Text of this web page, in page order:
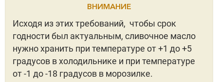
ВНИМАНИЕ
Исходя из этих требований, чтобы срок
годности был актуальным, сливочное масло
нужно хранить при температуре от +1 до +5
градусов в холодильнике и при температуре
от -1 до -18 градусов в морозилке.